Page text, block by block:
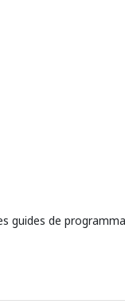
guides de